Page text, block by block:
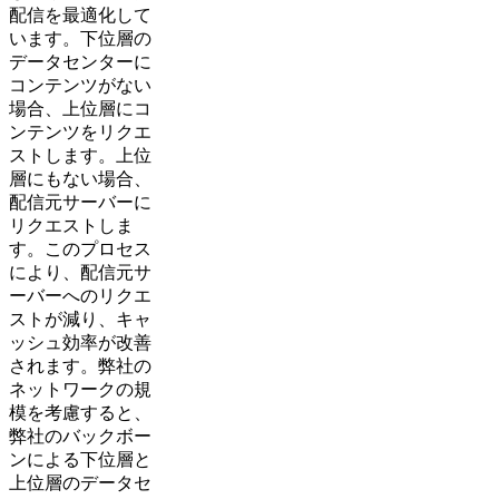
配信を最適化して
います。下位層の
データセンターに
コンテンツがない
場合、上位層にコ
ンテンツをリクエ
ストします。上位
層にもない場合、
配信元サーバーに
リクエストしま
す。このプロセス
により、配信元サ
ーバーへのリクエ
ストが減り、キャ
ッシュ効率が改善
されます。弊社の
ネットワークの規
模を考慮すると、
弊社のバックボー
ンによる下位層と
上位層のデータセ